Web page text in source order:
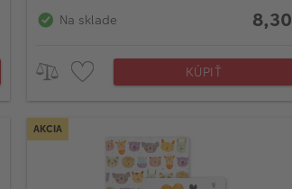
Na sklade
8,30
KÚPIŤ
AKCIA